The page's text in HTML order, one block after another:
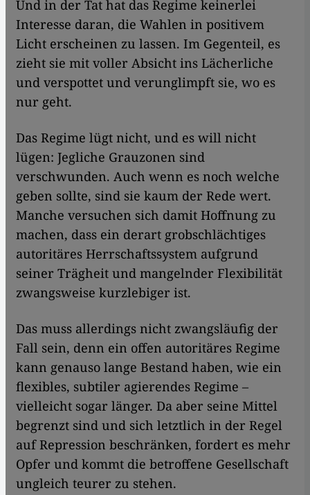
Und in der Tat hat das Regime keinerlei
Interesse daran, die Wahlen in positivem
Licht erscheinen zu lassen. Im Gegenteil, es
zieht sie mit voller Absicht ins Lächerliche
und verspottet und verunglimpft sie, wo es
nur geht.
Das Regime lügt nicht, und es will nicht
lügen: Jegliche Grauzonen sind
verschwunden. Auch wenn es noch welche
geben sollte, sind sie kaum der Rede wert.
Manche versuchen sich damit Hoffnung zu
machen, dass ein derart grobschlächtiges
autoritäres Herrschaftssystem aufgrund
seiner Trägheit und mangelnder Flexibilität
zwangsweise kurzlebiger ist.
Das muss allerdings nicht zwangsläufig der
Fall sein, denn ein offen autoritäres Regime
kann genauso lange Bestand haben, wie ein
flexibles, subtiler agierendes Regime –
vielleicht sogar länger. Da aber seine Mittel
begrenzt sind und sich letztlich in der Regel
auf Repression beschränken, fordert es mehr
Opfer und kommt die betroffene Gesellschaft
ungleich teurer zu stehen.